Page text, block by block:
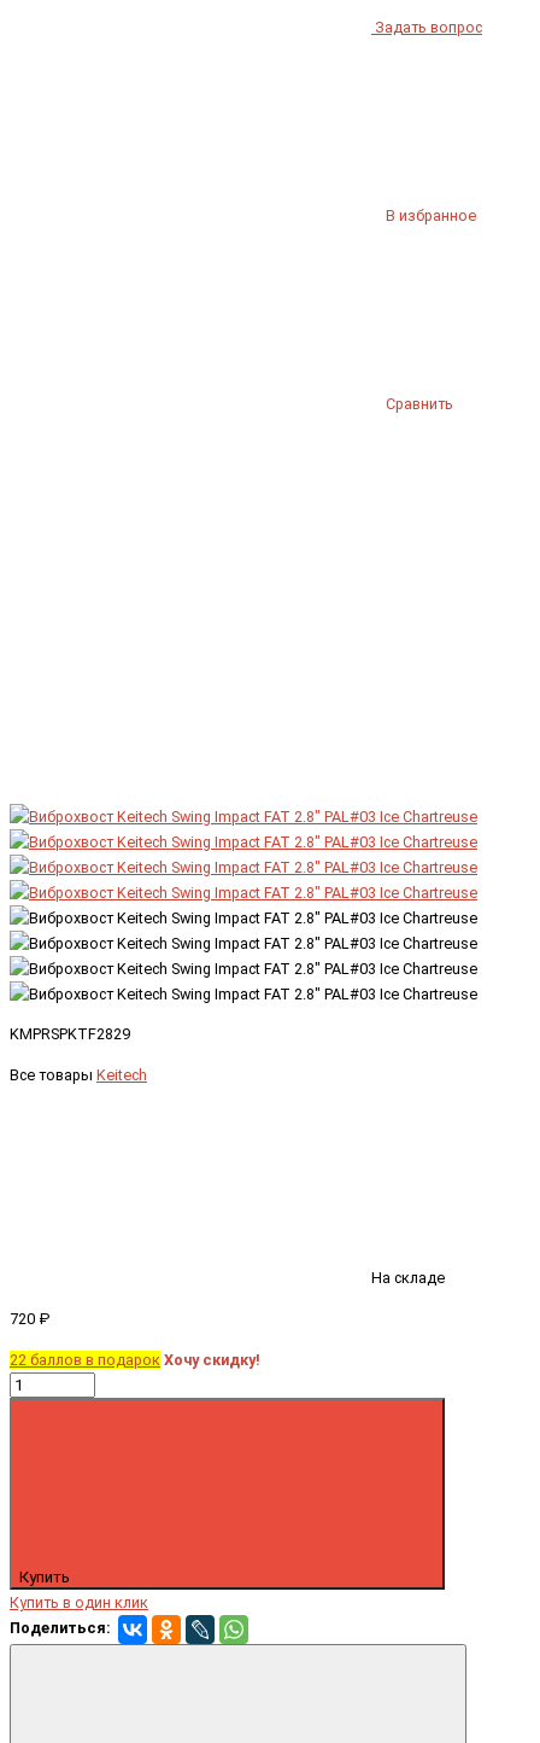
Задать вопрос
В избранное
Сравнить
KMPRSPKTF2829
Все товары Keitech
На складе
720 ₽
22 баллов в подарок Хочу скидку!
Купить
Купить в один клик
Поделиться: